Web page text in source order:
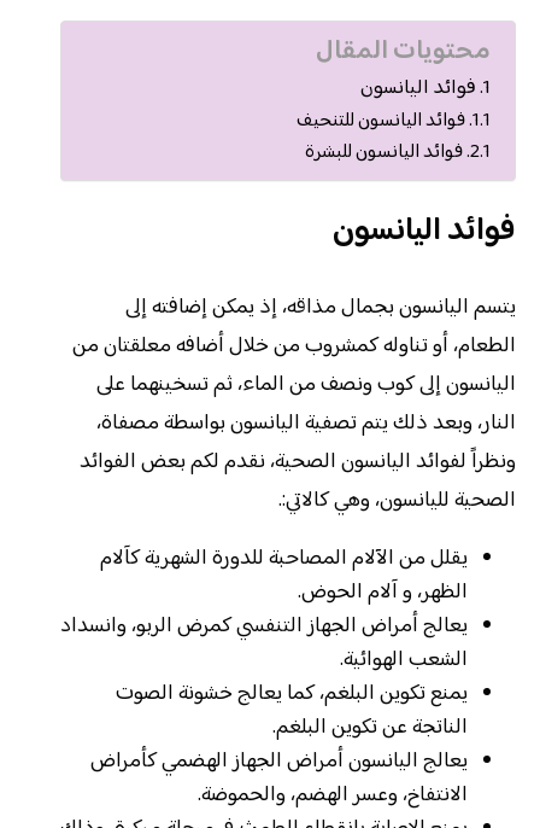
محتويات المقال
فوائد اليانسون
فوائد اليانسون للتنحيف
فوائد اليانسون للبشرة
فوائد اليانسون
يتسم اليانسون بجمال مذاقه، إذ يمكن إضافته إلى
الطعام، أو تناوله كمشروب من خلال أضافه معلقتان من
اليانسون إلى كوب ونصف من الماء، ثم تسخينهما على
النار، وبعد ذلك يتم تصفية اليانسون بواسطة مصفاة،
ونظراً لفوائد اليانسون الصحية، نقدم لكم بعض الفوائد
الصحية لليانسون، وهي كالاتي:.
يقلل من الآلام المصاحبة للدورة الشهرية كآلام
الظهر، و آلام الحوض.
يعالج أمراض الجهاز التنفسي كمرض الربو، وانسداد
الشعب الهوائية.
يمنع تكوين البلغم، كما يعالج خشونة الصوت
الناتجة عن تكوين البلغم.
يعالج اليانسون أمراض الجهاز الهضمي كأمراض
الانتفاخ، وعسر الهضم، والحموضة.